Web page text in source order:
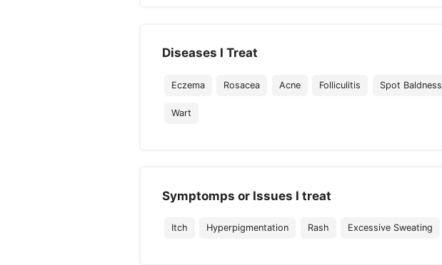
Diseases I Treat
Eczema Rosacea Acne Folliculitis Spot Baldness
Wart
Symptomps or Issues I treat
Itch Hyperpigmentation Rash Excessive Sweating